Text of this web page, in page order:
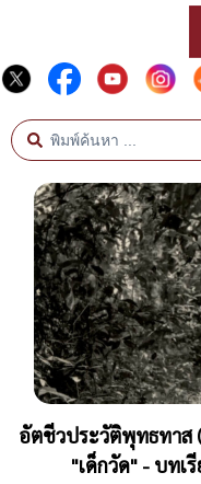
อัตชีวประวัติพุทธทาส
"เด็กวัด" - บทเ